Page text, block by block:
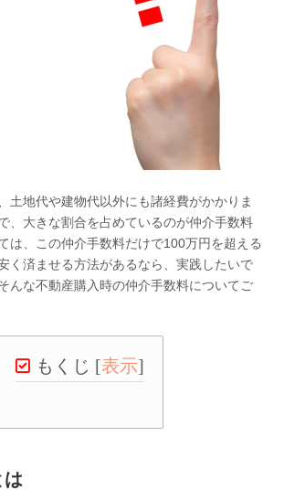
土地代や建物代以外にも諸経費がかかりま
、大きな割合を占めているのが仲介手数料
は、この仲介手数料だけで100万円を超える
く済ませる方法があるなら、実践したいで
んな不動産購入時の仲介手数料についてご
もくじ [表示]
は